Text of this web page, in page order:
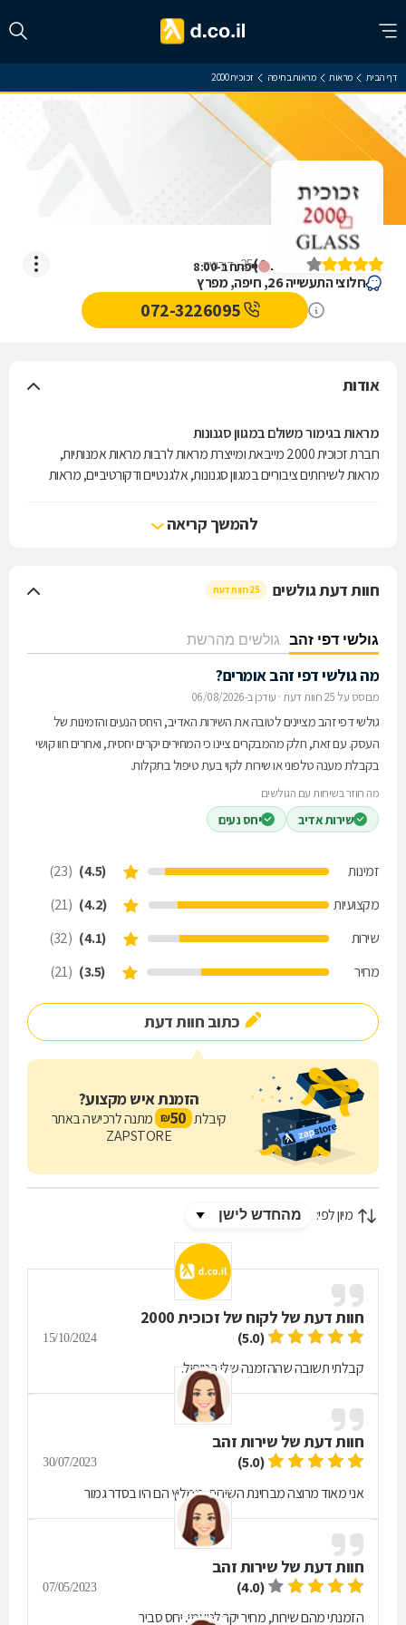
דף הבית מראות מראות בחיפה זכוכית 2000
ייפתח ב-8:00
זכוכית 2000
4.1
)
25דירוגים
חלוצי התעשייה 26, חיפה, מפרץ
072-3226095
אודות
מראות בגימור משולם במגוון סגנונות
חברת זכוכית 2000 מייבאת ומייצרת מראות לרבות מראות אמנותיות,
מראות לשירותים ציבוריים במגוון סגנונות, אלגנטיים ודקורטיביים, מראות
דרכה בשנת 1977 ושומרת על גימור מוקפד, אחריות מקצועית ושירות
להמשך קריאה
חוות דעת גולשים 25 חוות דעת
גולשי דפי זהב גולשים מהרשת
מה גולשי דפי זהב אומרים?
מבוסס על 25 חוות דעת · עודכן ב-06/08/2026
גולשי דפי זהב מציינים לטובה את השירות האדיב, היחס הנעים והזמינות של
העסק. עם זאת, חלק מהמבקרים ציינו כי המחירים יקרים יחסית, ואחרים חוו קושי
בקבלת מענה טלפוני או שירות לקוי בעת טיפול בתקלות.
מה חוזר בשיחות עם הגולשים
שירות אדיב יחס נעים
זמינות (4.5)
(23)
מקצועיות
(4.2)
(21)
שירות
(4.1)
(32)
מחיר
(3.5)
(21)
כתוב חוות דעת
הזמנת איש מקצוע?
קיבלת 50
₪ מתנה לרכישה באתר
ZAPSTORE
מיון לפי:
חוות דעת של לקוח של זכוכית 2000
(5.0)
15/10/2024
קבלתי תשובה שההזמנה שלי בטיפול.
חוות דעת של שירות זהב
(5.0)
30/07/2023
אני מאוד מרוצה מבחינת השירות, ממליץ הם היו בסדר גמור
חוות דעת של שירות זהב
(4.0)
07/05/2023
הזמנתי מהם שירות, מחיר יקר לטעמי, יחס סביר